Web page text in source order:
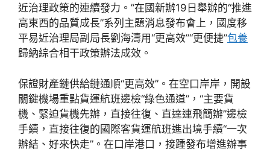
近治理政策的連續發力。”在國新辦19日舉辦的“推進
高東西的品質成長”系列主題消息發布會上，國度移
平易近治理局副局長劉海濤用“更高效”“更便捷”包養
歸納綜合相干政策辦法成效。
保證財產鏈供給鏈通順“更高效”。在空口岸岸，開設
關鍵機場重點貨運航班邊檢“綠色通道”，“主要貨
機、緊迫貨機先辦，直接往復、直達連飛簡辦”邊檢
手續，直接往復的國際客貨運航班進出境手續“一次
辦結、好來快走”。在口岸港口，接踵發布增進辦事